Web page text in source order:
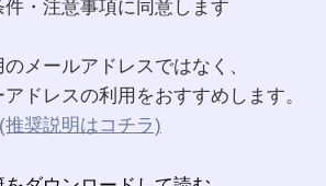
件・注意事項に同意します
メールアドレスではなく、
ドレスの利用をおすすめします。
(推奨説明はコチラ)